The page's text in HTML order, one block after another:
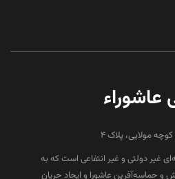
عاشوراء
مولایی، پلاک 4
غیر دولتی و غیر انتفاعی است که به
عاشورا و ایجاد جریان